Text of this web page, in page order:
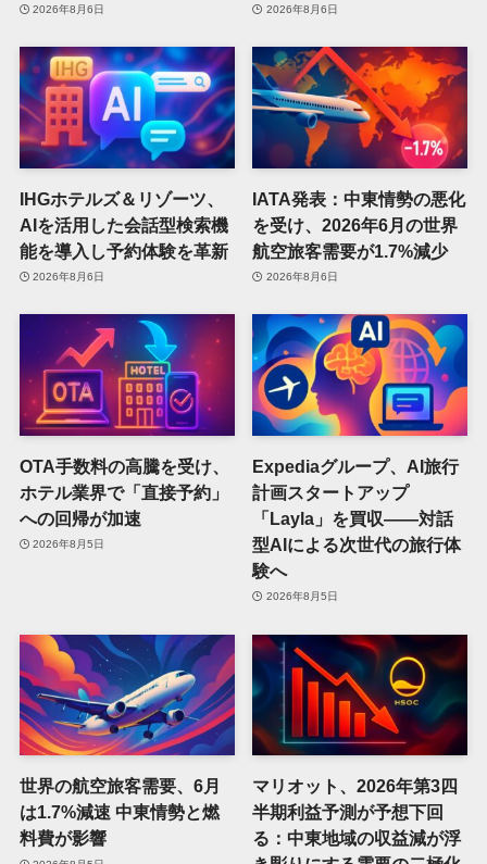
2026年8月6日 2026年8月6日
IHGホテルズ＆リゾーツ、
AIを活用した会話型検索機
能を導入し予約体験を革新
2026年8月6日
IATA発表：中東情勢の悪化
を受け、2026年6月の世界
航空旅客需要が1.7%減少
2026年8月6日
OTA手数料の高騰を受け、
ホテル業界で「直接予約」
への回帰が加速
2026年8月5日
Expediaグループ、AI旅行
計画スタートアップ
「Layla」を買収——対話
型AIによる次世代の旅行体
験へ
2026年8月5日
世界の航空旅客需要、6月
は1.7%減速 中東情勢と燃
料費が影響
マリオット、2026年第3四
半期利益予測が予想下回
る：中東地域の収益減が浮